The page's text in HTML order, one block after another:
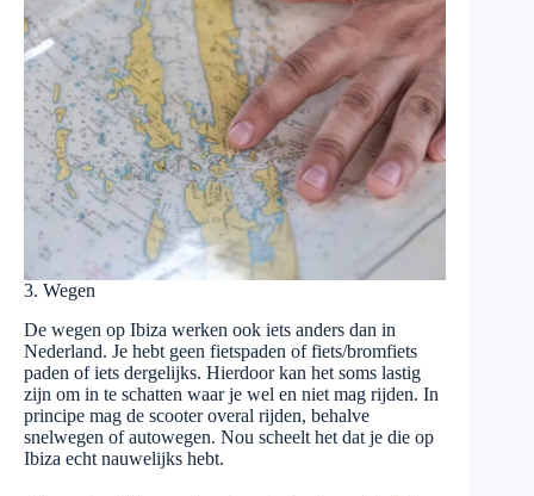
3. Wegen
De wegen op Ibiza werken ook iets anders dan in
Nederland. Je hebt geen fietspaden of fiets/bromfiets
paden of iets dergelijks. Hierdoor kan het soms lastig
zijn om in te schatten waar je wel en niet mag rijden. In
principe mag de scooter overal rijden, behalve
snelwegen of autowegen. Nou scheelt het dat je die op
Ibiza echt nauwelijks hebt.